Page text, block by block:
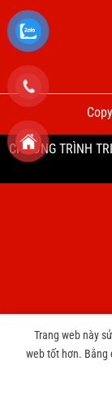
CHƯƠNG TRÌNH
Trang web này
web tốt hơn. Bằng